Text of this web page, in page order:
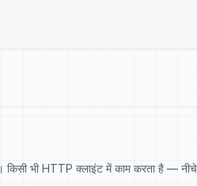
भी HTTP क्लाइंट में काम करता है —